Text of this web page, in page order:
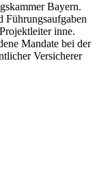
Bayern.
Führungsaufgaben
inne.
Mandate bei der
Versicherer